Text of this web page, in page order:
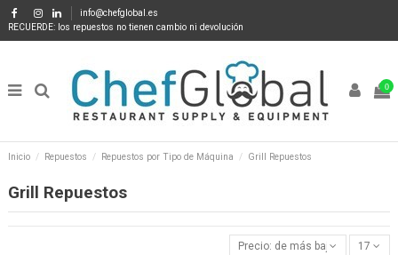
info@chefglobal.es
RECUERDE: los repuestos no tienen cambio ni devolución
0
Inicio Repuestos Repuestos por Tipo de Máquina Grill Repuestos
Grill Repuestos
Precio: de más bajo a más alto
17